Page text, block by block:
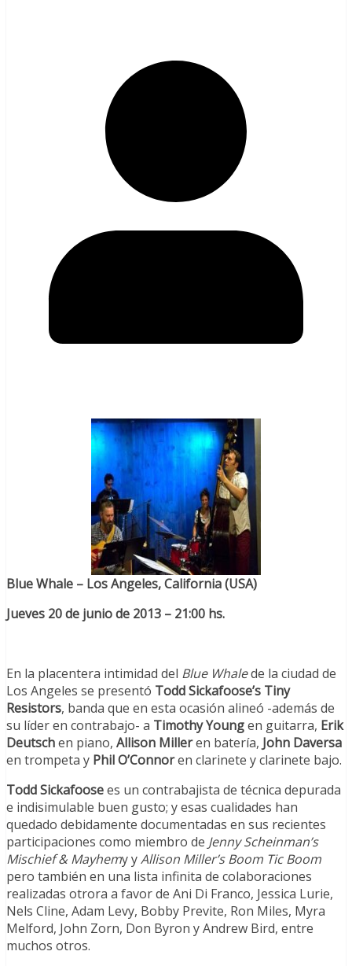
Blue Whale – Los Angeles, California (USA)
Jueves 20 de junio de 2013 – 21:00 hs.
En la placentera intimidad del Blue Whalede la ciudad de
Los Angeles se presentó Todd Sickafoose’s Tiny
Resistors, banda que en esta ocasión alineó -además de
su líder en contrabajo- a Timothy Youngen guitarra, Erik
Deutschen piano, Allison Milleren batería, John Daversa
en trompeta y Phil O’Connoren clarinete y clarinete bajo.
Todd Sickafoosees un contrabajista de técnica depurada
e indisimulable buen gusto; y esas cualidades han
quedado debidamente documentadas en sus recientes
participaciones como miembro de Jenny Scheinman’s
Mischief & Mayhemy yAllison Miller’s Boom Tic Boom
pero también en una lista infinita de colaboraciones
realizadas otrora a favor de Ani Di Franco, Jessica Lurie,
Nels Cline, Adam Levy, Bobby Previte, Ron Miles, Myra
Melford, John Zorn, Don Byron y Andrew Bird, entre
muchos otros.